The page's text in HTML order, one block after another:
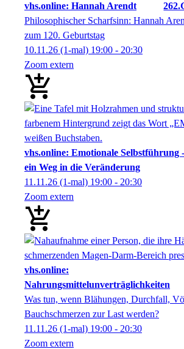
vhs.online: Hannah Arendt
Philosophischer Scharfsinn: Hannah
zum 120. Geburtstag
10.11.26 (1-mal) 19:00 - 20:30
Zoom extern
vhs.online: Emotionale Selbstführung -
ein Weg in die Veränderung
11.11.26 (1-mal) 19:00 - 20:30
Zoom extern
vhs.online:
Nahrungsmittelunverträglichkeiten
Was tun, wenn Blähungen, Durchfall,
Bauchschmerzen zur Last werden?
11.11.26 (1-mal) 19:00 - 20:30
Zoom extern